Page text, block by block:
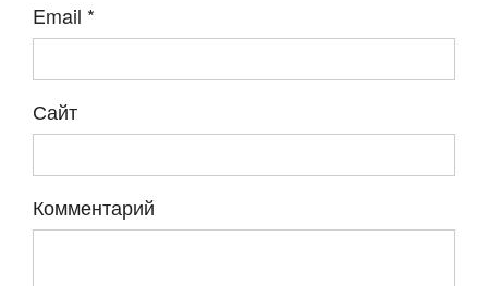
Email *
Сайт
Комментарий